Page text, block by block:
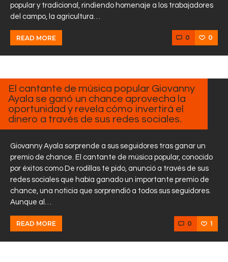
popular y tradicional, rindiendo homenaje a los trabajadores
del campo, la agricultura…
READ MORE 0 0
6, 2025
El cantante de música popular Giovanny
Ayala se ganó un chance aprovecha la
oportunidad y revela cómo invertirá el
dinero a través de sus redes sociales.
Giovanny Ayala sorprende a sus seguidores tras ganar un
premio de chance. El cantante de música popular, conocido
por éxitos como De rodillas te pido, anunció a través de sus
redes sociales que había ganado un importante premio de
chance, una noticia que sorprendió a todos sus seguidores.
Aunque al…
READ MORE 0 1